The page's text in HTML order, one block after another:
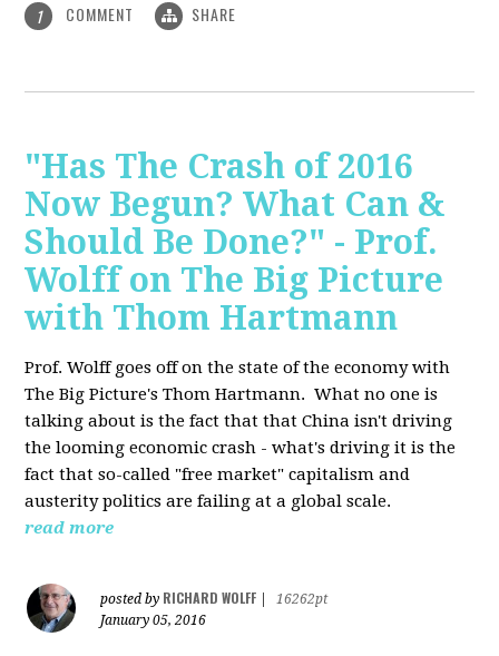
1 COMMENT SHARE
"Has The Crash of 2016
Now Begun? What Can &
Should Be Done?" - Prof.
Wolff on The Big Picture
with Thom Hartmann
Prof. Wolff goes off on the state of the economy with
The Big Picture's Thom Hartmann. What no one is
talking about is the fact that that China isn't driving
the looming economic crash - what's driving it is the
fact that so-called "free market" capitalism and
austerity politics are failing at a global scale.
read more
posted by RICHARD WOLFF
16262pt
January 05, 2016